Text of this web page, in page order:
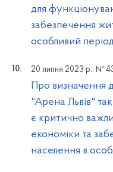
для
забезпечення
особливий період
20 липня 2023 р., №
Про визначення
"Арена Львів"
є критично
економіки та
населення в